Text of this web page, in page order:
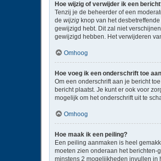
Hoe wijzig of verwijder ik een
Tenzij je de beheerder of een
de wijzig knop van het
gewijzigd hebt. Dit zal niet
gewijzigd hebben. Het verwijderen
Omhoog
Hoe voeg ik een onderschrift toe
Om een onderschrift aan je bericht
bericht plaatst. Je kunt er ook voor
mogelijk om het onderschrift uit te
Omhoog
Hoe maak ik een peiling?
Een peiling aanmaken is heel
moeten zien onderaan het berichten-
minstens 2 mogelijkheden invullen in